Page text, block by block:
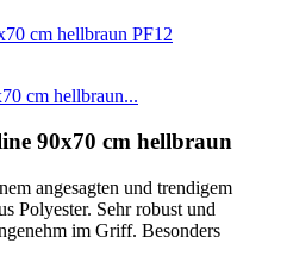
PF12
cm hellbraun...
90x70 cm hellbraun
angesagten und trendigem
Polyester. Sehr robust und
im Griff. Besonders